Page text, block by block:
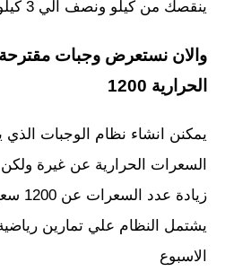
ينقصك من كيلو ونصف الي 3 كيلو في الاسبوع
والان نستعرض وجبات
الحرارية 1200
يمكنن انشاء نظام الوجبات الذي
السعرات الحرارية عن غيرة
يشتمل النظام علي تمارين
الاسبوع